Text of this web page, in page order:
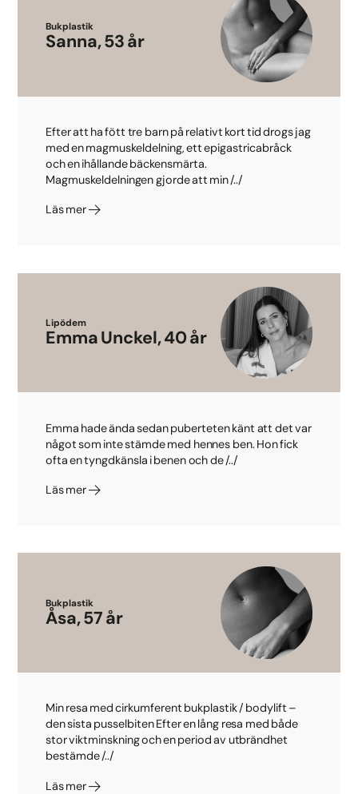
Bukplastik
Sanna, 53 år
Efter att ha fött tre barn på relativt kort tid drogs jag
med en magmuskeldelning, ett epigastricabråck
och en ihållande bäckensmärta.
Magmuskeldelningen gjorde att min /../
Läs mer
Lipödem
Emma Unckel, 40 år
Emma hade ända sedan puberteten känt att det var
något som inte stämde med hennes ben. Hon fick
ofta en tyngdkänsla i benen och de /../
Läs mer
Bukplastik
Åsa, 57 år
Min resa med cirkumferent bukplastik / bodylift –
den sista pusselbiten Efter en lång resa med både
stor viktminskning och en period av utbrändhet
bestämde /../
Läs mer